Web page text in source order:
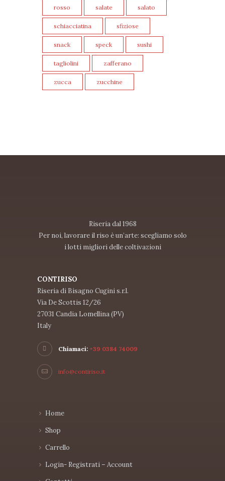
rosso salate salato
schiacciatina sfiziose
snack speck sushi
tagliolini zafferano
zucca zucchine
Riseria dal 1968
Per noi, lavorare il riso è un’arte: scegliamo solo
i lotti migliori delle coltivazioni
CONTIRISO
Riseria di Bisagno Cugini s.r.l.
Via De Scottis 12/26
27031 Candia Lomellina (PV)
Italy
Chiamaci: +39 0384 74009
info@contiriso.it
Home
Shop
Carrello
Login- Registrati – Account